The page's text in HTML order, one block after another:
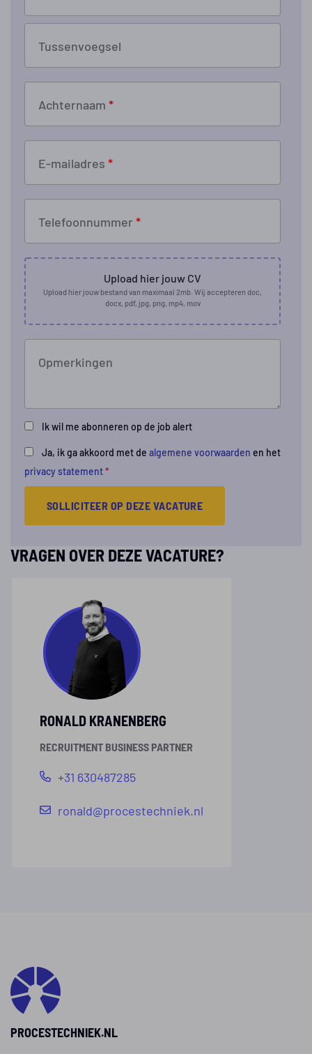
Tussenvoegsel
Achternaam *
E-mailadres *
Telefoonnummer*
Upload hier jouw CV
Upload hier jouw bestand van maximaal 2mb. Wij accepteren doc,
docx, pdf, jpg, png, mp4, mov
Opmerkingen
Ik wil me abonneren op de job alert
Ja, ik ga akkoord met de algemene voorwaarden en het
privacy statement*
SOLLICITEER OP DEZE VACATURE
VRAGEN OVER DEZE VACATURE?
RONALD KRANENBERG
RECRUITMENT BUSINESS PARTNER
+31 630487285
ronald@procestechniek.nl
PROCESTECHNIEK.NL